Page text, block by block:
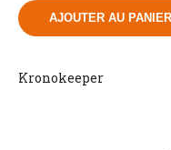
AJOUTER AU PANIER
Kronokeeper